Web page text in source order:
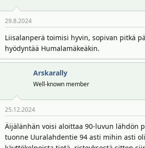
29.8.2024
Liisalanperä toimisi hyvin, sopivan pitkä
hyödyntää Humalamäkeäkin.
Arskarally
Well-known member
25.12.2024
Äijälänhän voisi aloittaa 90-luvun lähdön
tuonne Uuralahdentie 94 asti mihin asti